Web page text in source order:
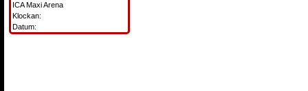
ICA Maxi Arena
Klockan:
Datum: